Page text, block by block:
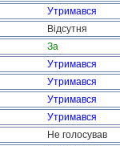
Утримався
Відсутня
За
Утримався
Утримався
Утримався
Утримався
Не голосував